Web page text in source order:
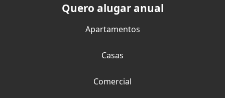
Quero alugar anual
Apartamentos
Casas
Comercial